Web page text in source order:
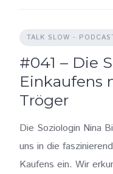
TALK SLOW -
#041 – Die
Einkaufens
Tröger
Die Soziologin Nina
uns in die
Kaufens ein. Wir